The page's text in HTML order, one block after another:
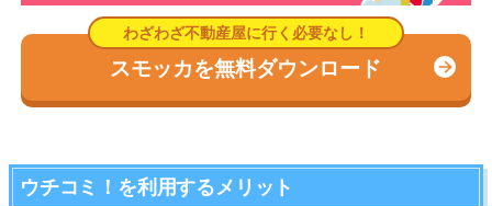
スモッカを無料ダウンロード
ウチコミ！を利用するメリット